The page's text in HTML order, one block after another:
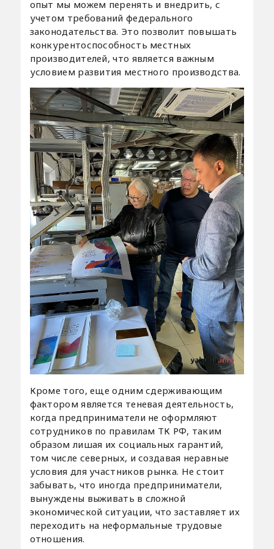
опыт мы можем перенять и внедрить, с
учетом требований федерального
законодательства. Это позволит повышать
конкурентоспособность местных
производителей, что является важным
условием развития местного производства.
Кроме того, еще одним сдерживающим
фактором является теневая деятельность,
когда предприниматели не оформляют
сотрудников по правилам ТК РФ, таким
образом лишая их социальных гарантий,
том числе северных, и создавая неравные
условия для участников рынка. Не стоит
забывать, что иногда предприниматели,
вынуждены выживать в сложной
экономической ситуации, что заставляет их
переходить на неформальные трудовые
отношения.